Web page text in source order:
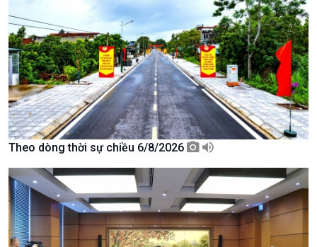
Giới thiệu
Thời sự
Thời sự 6h
Theo dòng thời sự chiều 6/8/2026